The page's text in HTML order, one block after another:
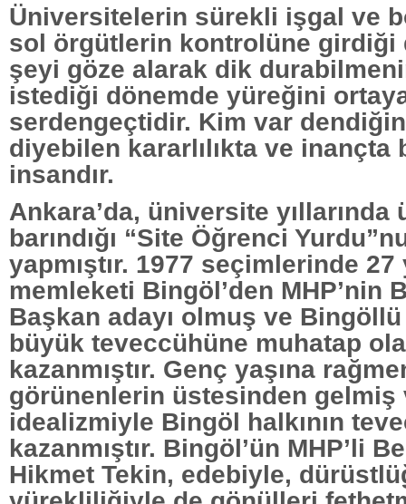
Üniversitelerin sürekli işgal ve
sol örgütlerin kontrolüne girdiği
şeyi göze alarak dik
istediği dönemde yüreğini
serdengeçtidir. Kim var
diyebilen kararlılıkta ve inançta
insandır.
Ankara’da, üniversite
barındığı “Site Öğrenci
yapmıştır. 1977 seçimlerinde 27
memleketi Bingöl’den MHP’nin
Başkan adayı olmuş ve
büyük teveccühüne muhatap
kazanmıştır. Genç yaşına
görünenlerin üstesinden gelmiş
idealizmiyle Bingöl halkının
kazanmıştır. Bingöl’ün MHP’li
Hikmet Tekin, edebiyle,